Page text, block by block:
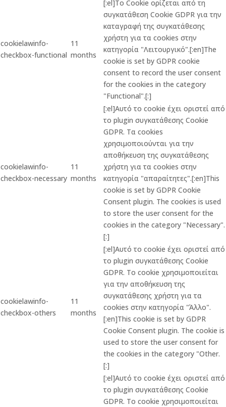
cookielawinfo-
checkbox-functional
11
months
[:el]Το Cookie ορίζεται από τη
συγκατάθεση Cookie GDPR για την
καταγραφή της συγκατάθεσης
χρήστη για τα cookies στην
κατηγορία "Λειτουργικό".[:en]The
cookie is set by GDPR cookie
consent to record the user consent
for the cookies in the category
"Functional".[:]
cookielawinfo-
checkbox-necessary
11
months
[:el]Αυτό το cookie έχει οριστεί από
το plugin συγκατάθεσης Cookie
GDPR. Τα cookies
χρησιμοποιούνται για την
αποθήκευση της συγκατάθεσης
χρήστη για τα cookies στην
κατηγορία "απαραίτητες".[:en]This
cookie is set by GDPR Cookie
Consent plugin. The cookies is used
to store the user consent for the
cookies in the category "Necessary".
[:]
cookielawinfo-
checkbox-others
11
months
[:el]Αυτό το cookie έχει οριστεί από
το plugin συγκατάθεσης Cookie
GDPR. Το cookie χρησιμοποιείται
για την αποθήκευση της
συγκατάθεσης χρήστη για τα
cookies στην κατηγορία "Άλλο".
[:en]This cookie is set by GDPR
Cookie Consent plugin. The cookie is
used to store the user consent for
the cookies in the category "Other.
[:]
[:el]Αυτό το cookie έχει οριστεί από
το plugin συγκατάθεσης Cookie
GDPR. Το cookie χρησιμοποιείται